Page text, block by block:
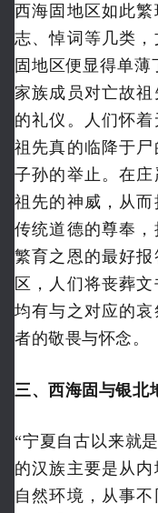
西海固地区如此
志、悼词等几类
固地区便显得单薄
家族成员对亡故
的礼仪。人们怀
祖先真的临降于
子孙的举止。在
祖先的神威，从
传统道德的尊奉
繁育之恩的最好
区，人们将丧葬
均有与之对应的
者的敬畏与怀念。
三、西海固与银北
“宁夏自古以来就
的汉族主要是从
自然环境，从事